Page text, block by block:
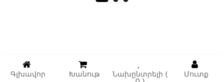
Գլխավոր Խանութ
Նախընտրելի (
Մուտք